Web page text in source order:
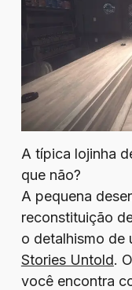
A típica lojinha
que não?
A pequena
reconstituição
o detalhismo de
Stories Untold.
você encontra